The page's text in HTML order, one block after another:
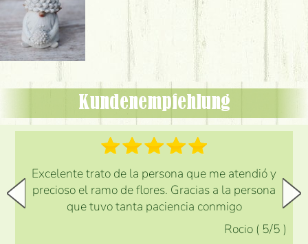
Kundenempfehlung
Excelente trato de la persona que me atendió y
precioso el ramo de flores. Gracias a la persona
que tuvo tanta paciencia conmigo
Rocio ( 5/5 )